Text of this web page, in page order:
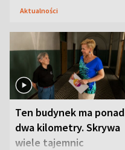
Aktualności
Ten budynek ma ponad
dwa kilometry. Skrywa
wiele tajemnic